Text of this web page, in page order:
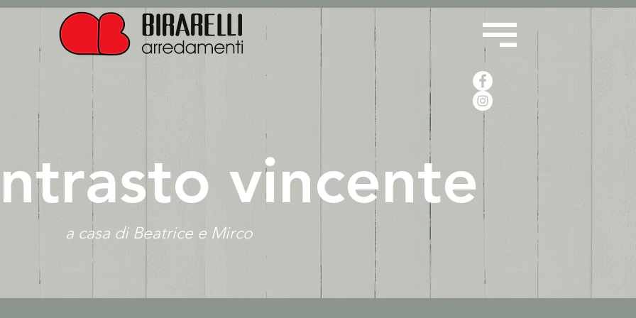
vincente
a casa di Beatrice e Mirco